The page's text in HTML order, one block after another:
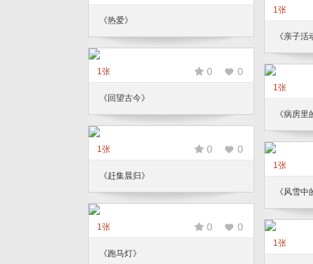
《热爱》
1张
《亲子活
1张 0 0
《回望古今》
1张
《病房
1张 0 0
《赶集晨归》
1张
《风雪
1张 0 0
《跑马灯》
1张